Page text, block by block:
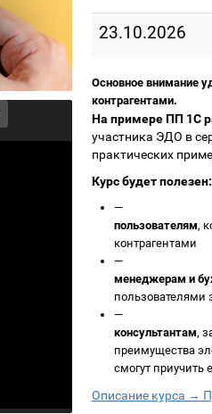
23.10.2026
Основное внимание
контрагентами.
На примере ПП 1С
участника ЭДО в
практических
Курс будет полезен:
—
пользователям,
контрагентами
—
менеджерам и
пользователями
—
консультантам,
преимущества
смогут
Описание курса →